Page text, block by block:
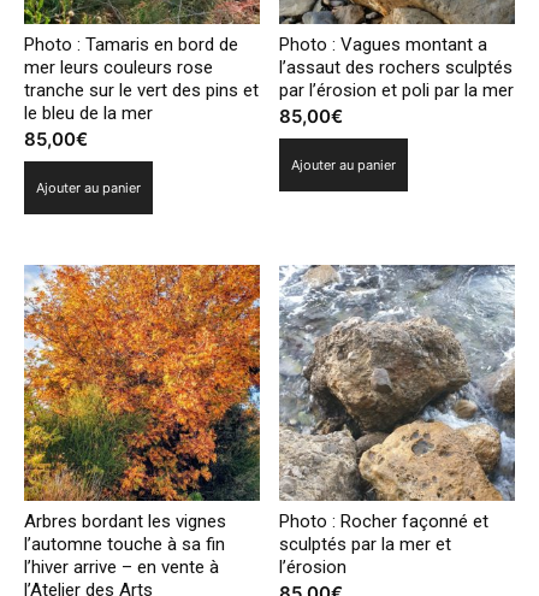
Photo : Tamaris en bord de
mer leurs couleurs rose
tranche sur le vert des pins et
le bleu de la mer
85,00€
Ajouter au panier
Photo : Vagues montant a
l’assaut des rochers sculptés
par l’érosion et poli par la mer
85,00€
Ajouter au panier
Arbres bordant les vignes
l’automne touche à sa fin
l’hiver arrive – en vente à
l’Atelier des Arts
Photo : Rocher façonné et
sculptés par la mer et
l’érosion